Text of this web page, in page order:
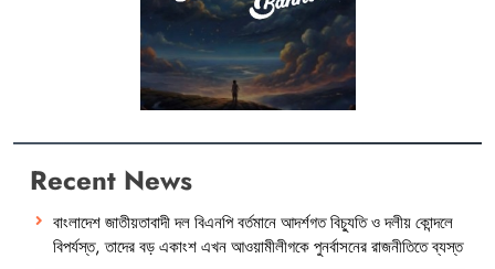
Recent News
বাংলাদেশ জাতীয়তাবাদী দল বিএনপি বর্তমানে আদর্শগত বিচ্যুতি ও দলীয় কোন্দলে
বিপর্যস্ত, তাদের বড় একাংশ এখন আওয়ামীলীগকে পুনর্বাসনের রাজনীতিতে ব্যস্ত